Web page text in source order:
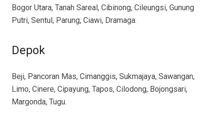
Bogor Utara, Tanah Sareal, Cibinong, Cileungsi, Gunung
Putri, Sentul, Parung, Ciawi, Dramaga.
Depok
Beji, Pancoran Mas, Cimanggis, Sukmajaya, Sawangan,
Limo, Cinere, Cipayung, Tapos, Cilodong, Bojongsari,
Margonda, Tugu.